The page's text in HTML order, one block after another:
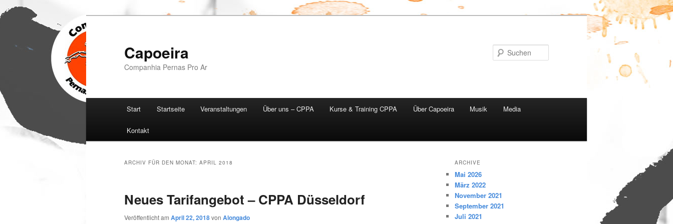
Zum
wechseln
Zum
Inhalt
Capoeira
Companhia Pernas Pro Ar
Start Startseite Veranstaltungen Über uns – CPPA Kurse & Training CPPA Über Capoeira Musik Media
Kontakt
ARCHIV FÜR DEN MONAT: APRIL 2018
Neues Tarifangebot – CPPA Düsseldorf
Veröffentlicht am April 22, 2018von Alongado
ARCHIVE
Mai 2026
März 2022
November 2021
September 2021
Juli 2021